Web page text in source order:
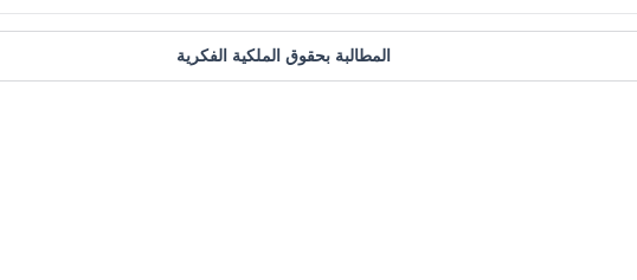
المطالبة بحقوق الملكية الفكرية